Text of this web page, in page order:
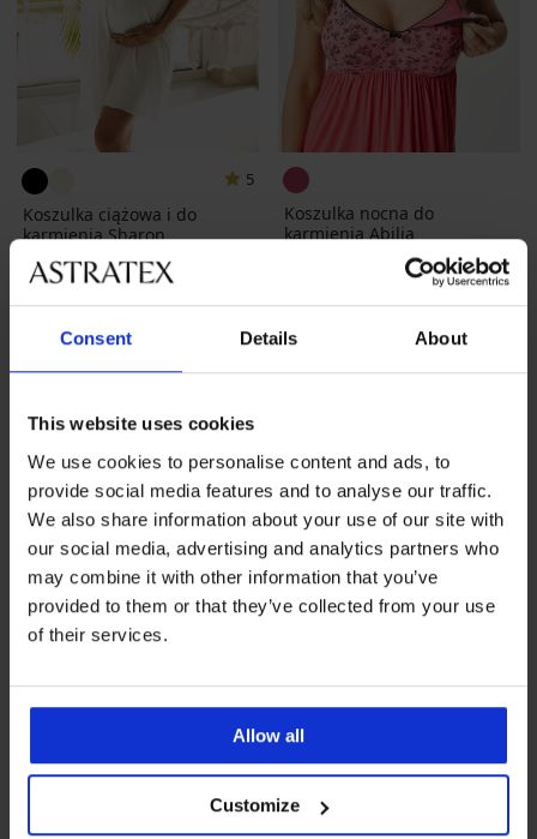
Consent Details About
This website uses cookies
We use cookies to personalise content and ads, to
provide social media features and to analyse our traffic.
We also share information about your use of our site with
our social media, advertising and analytics partners who
may combine it with other information that you’ve
provided to them or that they’ve collected from your use
of their services.
Allow all
Customize
5
Koszulka ciążowa i do
karmienia Sharon
220,99 zł
Koszulka nocna do
karmienia Abilia
5
karmienia Sharon